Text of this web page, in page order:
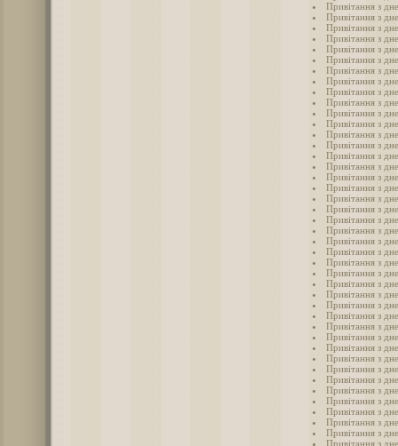
Привітання з
Привітання з
Привітання з
Привітання з
Привітання з
Привітання з
Привітання з
Привітання з
Привітання з
Привітання з
Привітання з
Привітання з
Привітання з
Привітання з
Привітання з
Привітання з
Привітання з
Привітання з
Привітання з
Привітання з
Привітання з
Привітання з
Привітання з
Привітання з
Привітання з
Привітання з
Привітання з
Привітання з
Привітання з
Привітання з
Привітання з
Привітання з
Привітання з
Привітання з
Привітання з
Привітання з
Привітання з
Привітання з
Привітання з
Привітання з
Привітання з
Привітання з